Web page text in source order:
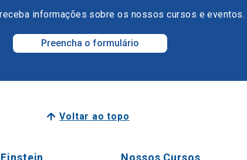
informações sobre os nossos cursos e eventos.
Preencha o formulário
Voltar ao topo
Nossos Cursos